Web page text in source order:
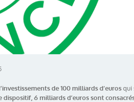
de 100 milliards d’eurosqui
dispositif, 6 milliards d’euros sont